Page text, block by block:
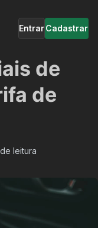
EntrarCadastrar
de
de
leitura